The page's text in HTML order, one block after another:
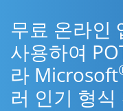
무료 온라인
사용하여
라 Microsoft
러 인기 형